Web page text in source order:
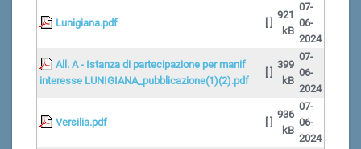
Lunigiana.pdf
921
kB
07-
06-
2024
All. A - Istanza di partecipazione per manif
interesse LUNIGIANA_pubblicazione(1)(2).pdf
399
kB
07-
06-
2024
Versilia.pdf
936
kB
07-
06-
2024